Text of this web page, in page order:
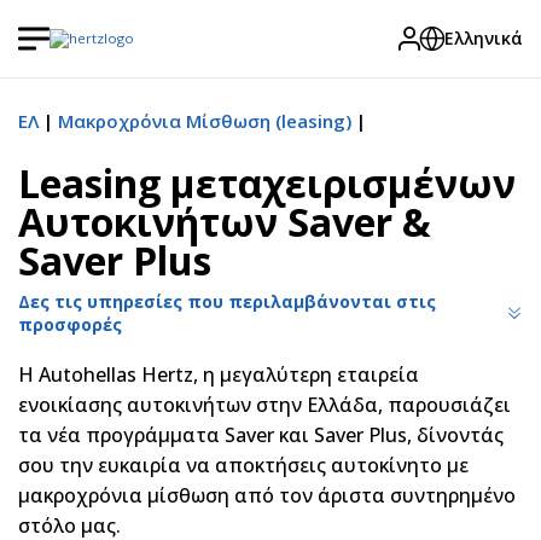
Ελληνικά
ΕΛ Μακροχρόνια Μίσθωση (leasing)
Leasing μεταχειρισμένων
Αυτοκινήτων Saver &
Saver Plus
Δες τις υπηρεσίες που περιλαμβάνονται στις
προσφορές
Η Autohellas Hertz, η μεγαλύτερη εταιρεία
ενοικίασης αυτοκινήτων στην Ελλάδα, παρουσιάζει
τα νέα προγράμματα Saver και Saver Plus, δίνοντάς
σου την ευκαιρία να αποκτήσεις αυτοκίνητο με
μακροχρόνια μίσθωση από τον άριστα συντηρημένο
στόλο μας.